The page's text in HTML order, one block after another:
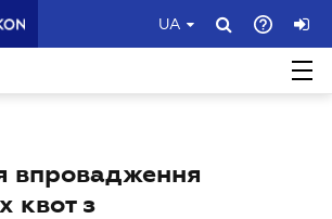
UA
впровадження
квот з